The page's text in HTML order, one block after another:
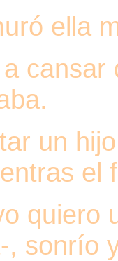
ella
un
el
quiero
, sonrío